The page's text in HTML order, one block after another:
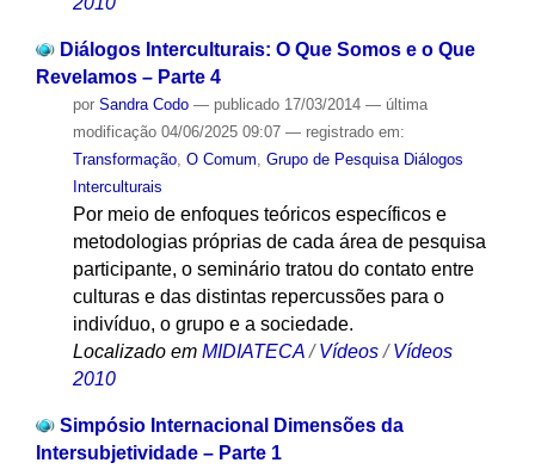
Diálogos Interculturais: O Que Somos e o Que
Revelamos – Parte 4
por Sandra Codo — publicado17/03/2014 — última
modificação04/06/2025 09:07 — registrado em:
Transformação, O Comum, Grupo de Pesquisa Diálogos
Interculturais
Por meio de enfoques teóricos específicos e
metodologias próprias de cada área de pesquisa
participante, o seminário tratou do contato entre
culturas e das distintas repercussões para o
indivíduo, o grupo e a sociedade.
Localizado em MIDIATECA /Vídeos /Vídeos
2010
Simpósio Internacional Dimensões da
Intersubjetividade – Parte 1